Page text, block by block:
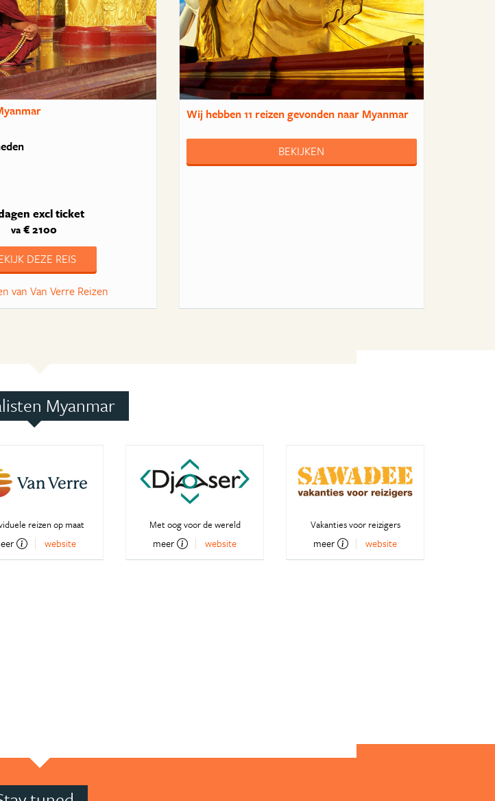
excl ticket
va € 2100
DEZE REIS
van Van Verre Reizen
Wij hebben11 reizengevonden naar Myanmar
BEKIJKEN
Myanmar
reizen op maat
website
Met oog voor de wereld
meer website
Vakanties voor reizigers
meer website